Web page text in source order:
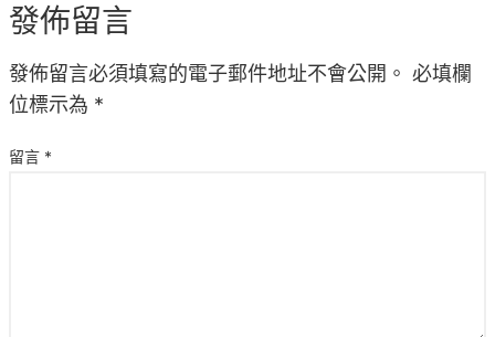
發佈留言
發佈留言必須填寫的電子郵件地址不會公開。 必填欄
位標示為 *
留言 *